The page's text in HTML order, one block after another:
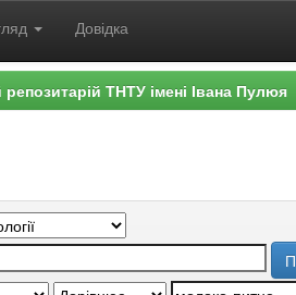
Довідка
ТНТУ імені Івана Пулюя